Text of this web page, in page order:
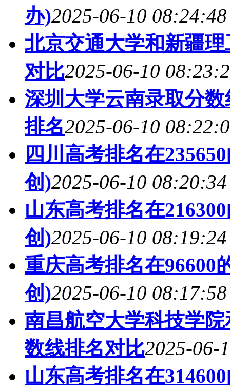
办)2025-06-10 08:24:48
北京交通大学和新疆
对比2025-06-10
深圳大学云南录取分
排名2025-06-10
四川高考排名在
创)2025-06-10 08:20:34
山东高考排名在
创)2025-06-10 08:19:24
重庆高考排名在96600
创)2025-06-10 08:17:58
南昌航空大学科技学
数线排名对比2025-06-
山东高考排名在